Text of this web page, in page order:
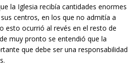
la Iglesia recibía cantidades enormes
centros, en los que no admitía a
esto ocurrió al revés en el resto de
muy pronto se entendió que la
que debe ser una responsabilidad